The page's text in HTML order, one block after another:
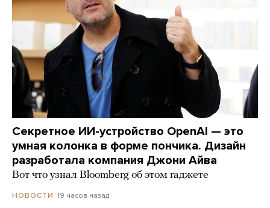
Секретное ИИ-устройство OpenAI — это
умная колонка в форме пончика. Дизайн
разработала компания Джони Айва
Вот что узнал Bloomberg об этом гаджете
НОВОСТИ 19 часов назад